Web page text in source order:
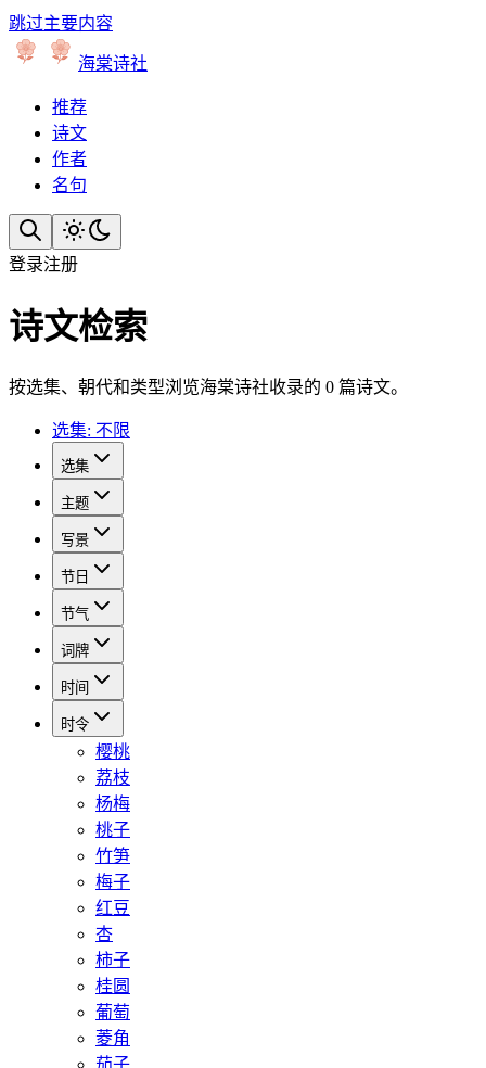
跳过主要内容
海棠诗社
推荐
诗文
作者
名句
登录注册
诗文检索
按选集、朝代和类型浏览海棠诗社收录的 0 篇诗文。
选集: 不限
选集
主题
写景
节日
节气
词牌
时间
时令
樱桃
荔枝
杨梅
桃子
竹笋
梅子
红豆
杏
柿子
桂圆
葡萄
菱角
茄子